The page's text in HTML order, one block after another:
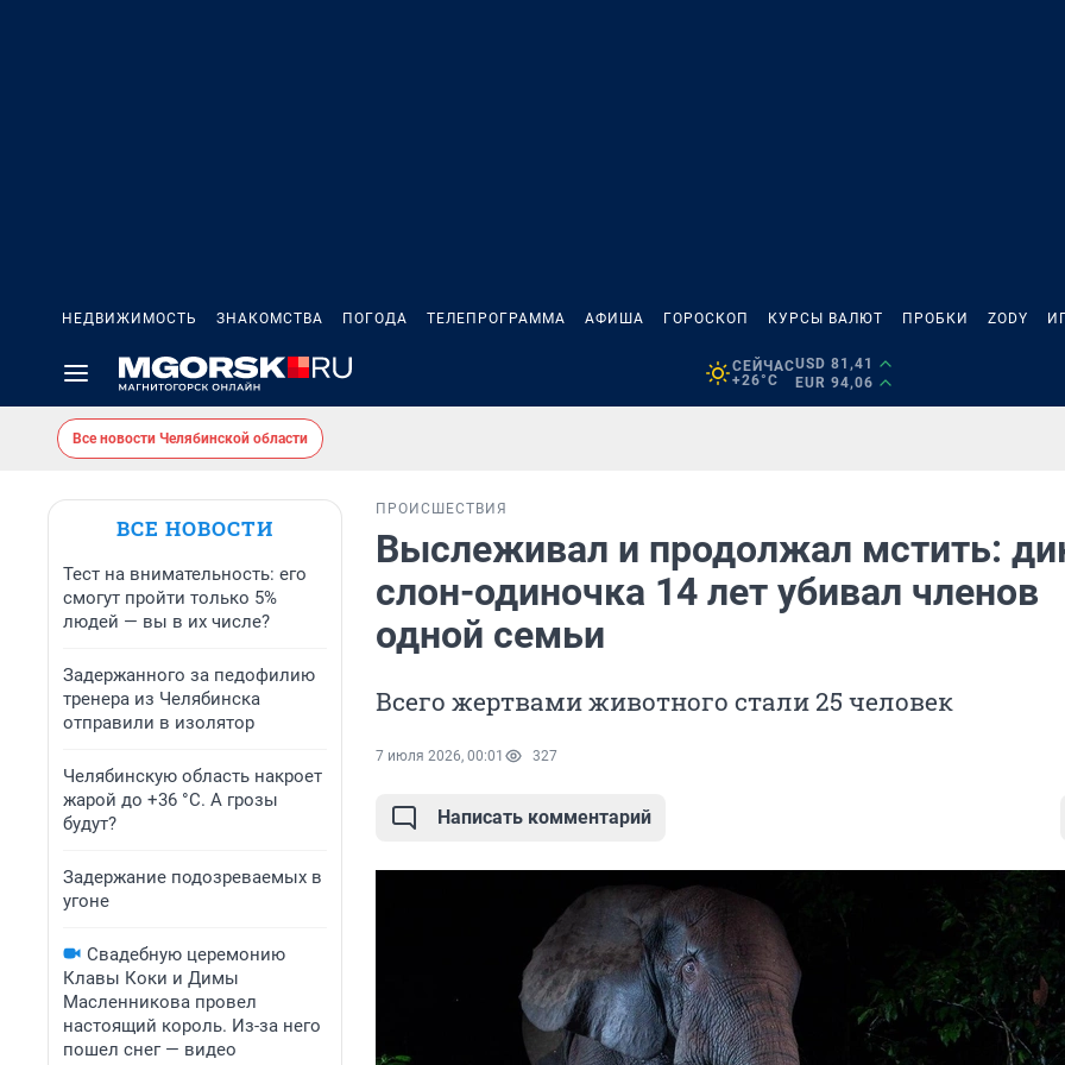
НЕДВИЖИМОСТЬ ЗНАКОМСТВА ПОГОДА ТЕЛЕПРОГРАММА АФИША ГОРОСКОП КУРСЫ ВАЛЮТ ПРОБКИ ZODY
СЕЙЧАС
+26°C
USD 81,41
EUR 94,06
Все новости Челябинской области
ВСЕ НОВОСТИ
Тест на внимательность: его
смогут пройти только 5%
людей — вы в их числе?
Задержанного за педофилию
тренера из Челябинска
отправили в изолятор
Челябинскую область накроет
жарой до +36 °C. А грозы
будут?
Задержание подозреваемых в
угоне
Свадебную церемонию
Клавы Коки и Димы
Масленникова провел
настоящий король. Из-за него
пошел снег — видео
ПРОИСШЕСТВИЯ
Выслеживал и продолжал мстить:
слон-одиночка 14 лет убивал членов
одной семьи
Всего жертвами животного стали 25 человек
7 июля 2026, 00:01 327
Написать комментарий